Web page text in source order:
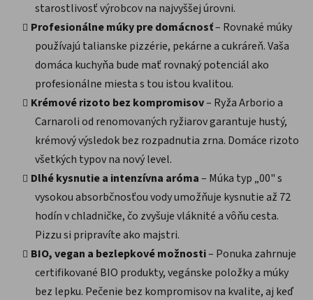
starostlivosť výrobcov na najvyššej úrovni.
Profesionálne múky pre domácnosť– Rovnaké múky
používajú talianske pizzérie, pekárne a cukráreň. Vaša
domáca kuchyňa bude mať rovnaký potenciál ako
profesionálne miesta s tou istou kvalitou.
Krémové rizoto bez kompromisov– Ryža Arborio a
Carnaroli od renomovaných ryžiarov garantuje hustý,
krémový výsledok bez rozpadnutia zrna. Domáce rizoto
všetkých typov na nový level.
Dlhé kysnutie a intenzívna aróma– Múka typ „00" s
vysokou absorbčnosťou vody umožňuje kysnutie až 72
hodín v chladničke, čo zvyšuje vláknité a vôňu cesta.
Pizzu si pripravíte ako majstri.
BIO, vegan a bezlepkové možnosti– Ponuka zahrnuje
certifikované BIO produkty, vegánske položky a múky
bez lepku. Pečenie bez kompromisov na kvalite, aj keď